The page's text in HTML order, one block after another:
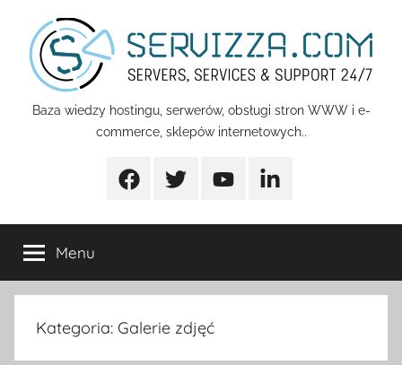
treści
Servizza
Pomoc
Baza wiedzy hostingu, serwerów, obsługi stron WWW i e-
commerce, sklepów internetowych..
FacebookTwitter YoutubeLinkedin
Menu
Kategoria: Galerie zdjęć